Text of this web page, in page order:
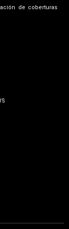
de coberturas